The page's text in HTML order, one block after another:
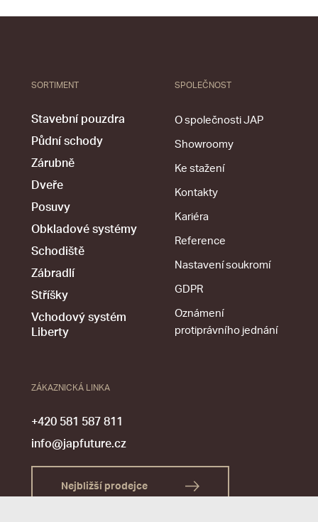
SORTIMENT
Stavební pouzdra
Půdní schody
Zárubně
Dveře
Posuvy
Obkladové systémy
Schodiště
Zábradlí
Stříšky
Vchodový systém
Liberty
SPOLEČNOST
O společnosti JAP
Showroomy
Ke stažení
Kontakty
Kariéra
Reference
Nastavení soukromí
GDPR
Oznámení
protiprávního jednání
ZÁKAZNICKÁ LINKA
+420 581 587 811
info@japfuture.cz
Nejbližší prodejce